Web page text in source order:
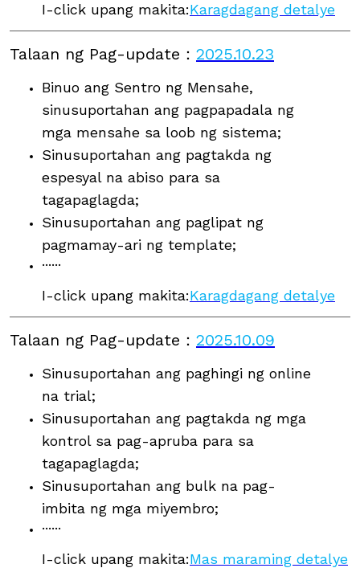
I-click upang makita:Karagdagang detalye
Talaan ng Pag-update ： 2025.10.23
Binuo ang Sentro ng Mensahe,
sinusuportahan ang pagpapadala ng
mga mensahe sa loob ng sistema;
Sinusuportahan ang pagtakda ng
espesyal na abiso para sa
tagapaglagda;
Sinusuportahan ang paglipat ng
pagmamay-ari ng template;
······
I-click upang makita:Karagdagang detalye
Talaan ng Pag-update ： 2025.10.09
Sinusuportahan ang paghingi ng online
na trial;
Sinusuportahan ang pagtakda ng mga
kontrol sa pag-apruba para sa
tagapaglagda;
Sinusuportahan ang bulk na pag-
imbita ng mga miyembro;
······
I-click upang makita:Mas maraming detalye